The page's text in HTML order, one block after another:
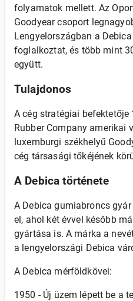
folyamatok mellett. Az
Goodyear csoport
Lengyelországban a
foglalkoztat, és több mint
együtt.
Tulajdonos
A cég stratégiai befektetője
Rubber Company amerikai
luxemburgi székhelyű
cég társasági tőkéjének
A Debica története
A Debica gumiabroncs
el, ahol két évvel később
gyártása is. A márka a
a lengyelországi Debica
A Debica mérföldkövei:
1950 - Új üzem lépett be a